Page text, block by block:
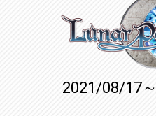
2021/08/17